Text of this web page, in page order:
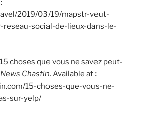
2019/03/19/mapstr-veut-
social-de-lieux-dans-le-
choses que vous ne savez peut-
News Chastin. Available at :
15-choses-que-vous-ne-
sur-yelp/